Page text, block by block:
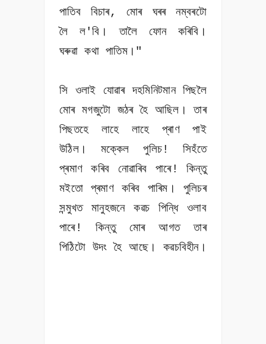
পাতিব বিচাৰ, মোৰ ঘৰৰ নম্বৰটো
লৈ ল'বি। তালৈ ফোন কৰিবি।
ঘৰুৱা কথা পাতিম।"
সি ওলাই যোৱাৰ দহমিনিটমান পিছলৈ
মোৰ মগজুটো জঠৰ হৈ আছিল। তাৰ
পিছতহে লাহে লাহে প্ৰাণ পাই
উঠিল। মক্কেল পুলিচ! সিহঁতে
প্ৰমাণ কৰিব নোৱাৰিব পাৰে! কিন্তু
মইতো প্ৰমাণ কৰিব পাৰিম। পুলিচৰ
সন্মুখত মানুহজনে কৱচ পিন্ধি ওলাব
পাৰে! কিন্তু মোৰ আগত তাৰ
পিঠিটো উদং হৈ আছে। কৱচবিহীন।